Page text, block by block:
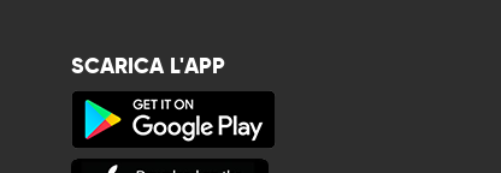
SCARICA L'APP